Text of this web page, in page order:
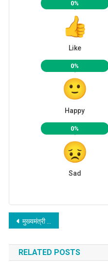
0%
Like
0%
Happy
0%
Sad
Post
navigation
मुख्यमंत्री ने 142 नवनियुक्त असिस्टेंट प्रोफेसर्स को प्रदान किए नियुक्ति पत्र
RELATED POSTS